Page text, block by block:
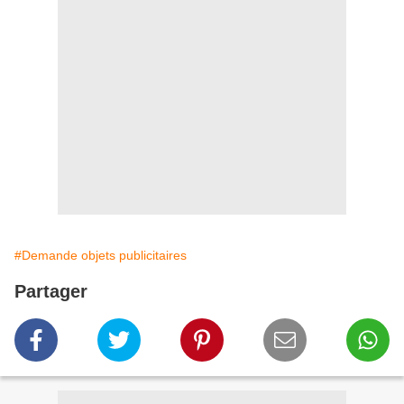
#Demande objets publicitaires
Partager